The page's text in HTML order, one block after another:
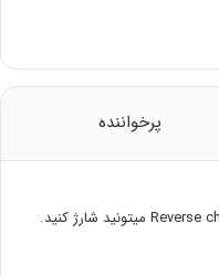
پرخواننده
سلام فقط به صورت Reverse charging میتونید شارژ کنید.